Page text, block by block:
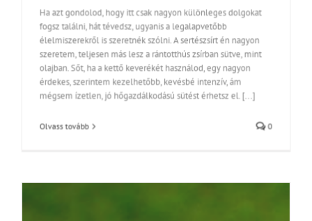
Ha azt gondolod, hogy itt csak nagyon különleges dolgokat
fogsz találni, hát tévedsz, ugyanis a legalapvetőbb
élelmiszerekről is szeretnék szólni. A sertészsírt én nagyon
szeretem, teljesen más lesz a rántotthús zsírban sütve, mint
olajban. Sőt, ha a kettő keverékét használod, egy nagyon
érdekes, szerintem kezelhetőbb, kevésbé intenzív, ám
mégsem ízetlen, jó hőgazdálkodású sütést érhetsz el. [...]
Olvass tovább 0